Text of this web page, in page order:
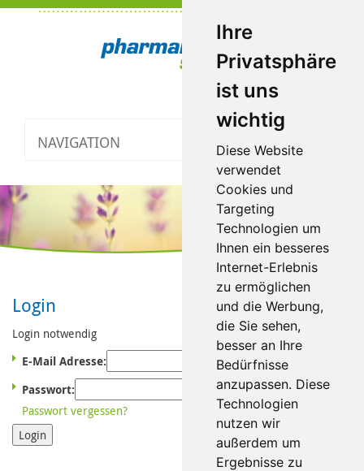
Ihre
Privatsphäre
ist uns
wichtig
Diese Website
verwendet
Cookies und
Targeting
Technologien um
Ihnen ein besseres
Internet-Erlebnis
zu ermöglichen
und die Werbung,
die Sie sehen,
besser an Ihre
Bedürfnisse
anzupassen. Diese
Technologien
nutzen wir
außerdem um
Ergebnisse zu
NAVIGATION
Login
Login notwendig
E-Mail Adresse:
Passwort:
Passwort vergessen?
Login